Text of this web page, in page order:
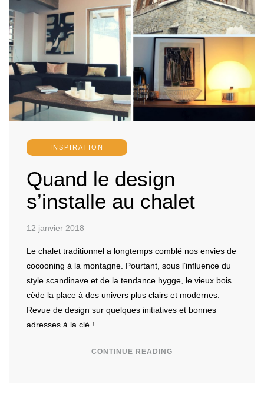
INSPIRATION
Quand le design
s’installe au chalet
12 janvier 2018
Le chalet traditionnel a longtemps comblé nos envies de
cocooning à la montagne. Pourtant, sous l’influence du
style scandinave et de la tendance hygge, le vieux bois
cède la place à des univers plus clairs et modernes.
Revue de design sur quelques initiatives et bonnes
adresses à la clé !
CONTINUE READING